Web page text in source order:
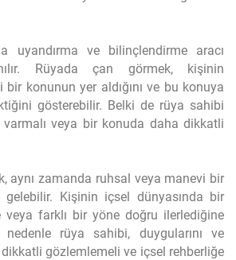
uyandırma ve bilinçlendirme aracı
Rüyada çan görmek, kişinin
konunun yer aldığını ve bu konuya
gösterebilir. Belki de rüya sahibi
varmalı veya bir konuda daha dikkatli
aynı zamanda ruhsal veya manevi bir
gelebilir. Kişinin içsel dünyasında bir
veya farklı bir yöne doğru ilerlediğine
rüya sahibi, duygularını ve
gözlemlemeli ve içsel rehberliğe